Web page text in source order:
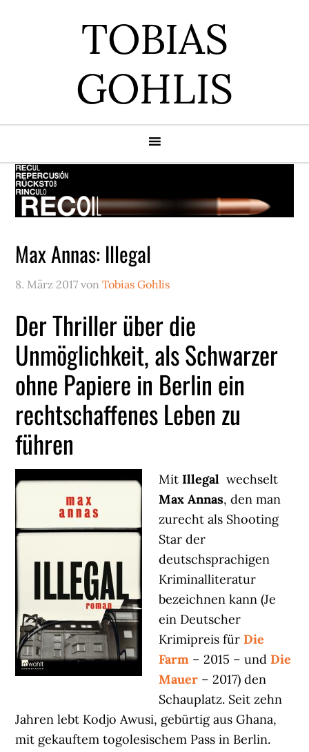
TOBIAS
GOHLIS
Max Annas: Illegal
8. März 2017 vonTobias Gohlis
Der Thriller über die
Unmöglichkeit, als Schwarzer
ohne Papiere in Berlin ein
rechtschaffenes Leben zu
führen
MitIllegal wechselt
Max Annas, den man
zurecht als Shooting
Star der
deutschsprachigen
Kriminalliteratur
bezeichnen kann (Je
ein Deutscher
Krimipreis für Die
Farm – 2015 – und Die
Mauer – 2017) den
Schauplatz. Seit zehn
Jahren lebt Kodjo Awusi, gebürtig aus Ghana,
mit gekauftem togolesischem Pass in Berlin.